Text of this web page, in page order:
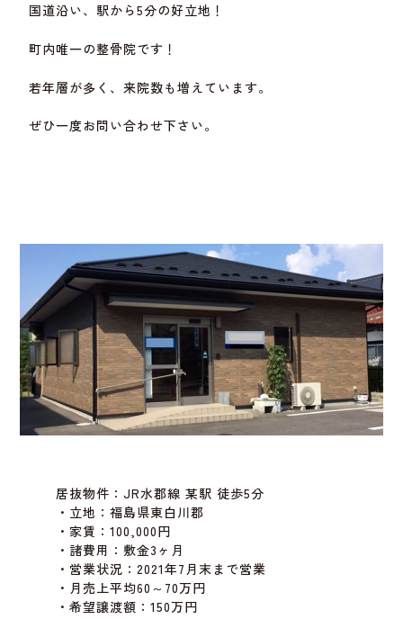
国道沿い、駅から5分の好立地！
町内唯一の整骨院です！
若年層が多く、来院数も増えています。
ぜひ一度お問い合わせ下さい。
居抜物件：JR水郡線 某駅 徒歩5分
・立地：福島県東白川郡
・家賃：100,000円
・諸費用：敷金3ヶ月
・営業状況：2021年7月末まで営業
・月売上平均60～70万円
・希望譲渡額：150万円